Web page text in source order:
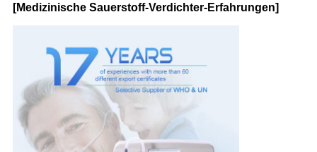
[Medizinische Sauerstoff-Verdichter-Erfahrungen]